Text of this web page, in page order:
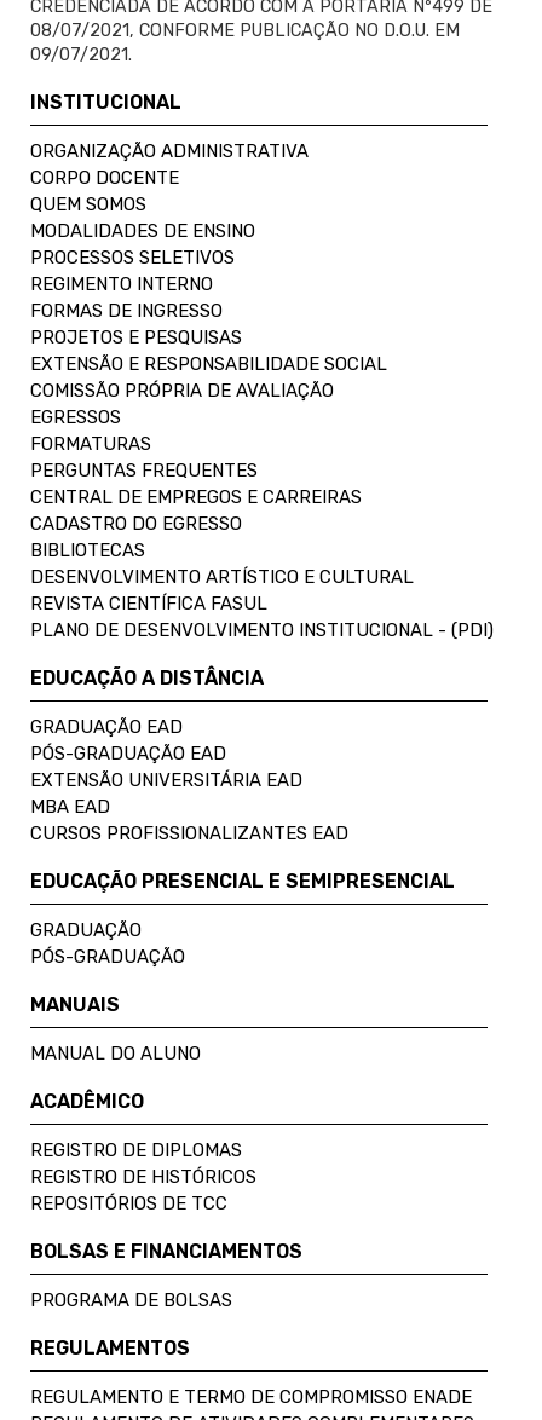
CREDENCIADA DE ACORDO COM A PORTARIA Nº499 DE
08/07/2021, CONFORME PUBLICAÇÃO NO D.O.U. EM
09/07/2021.
INSTITUCIONAL
ORGANIZAÇÃO ADMINISTRATIVA
CORPO DOCENTE
QUEM SOMOS
MODALIDADES DE ENSINO
PROCESSOS SELETIVOS
REGIMENTO INTERNO
FORMAS DE INGRESSO
PROJETOS E PESQUISAS
EXTENSÃO E RESPONSABILIDADE SOCIAL
COMISSÃO PRÓPRIA DE AVALIAÇÃO
EGRESSOS
FORMATURAS
PERGUNTAS FREQUENTES
CENTRAL DE EMPREGOS E CARREIRAS
CADASTRO DO EGRESSO
BIBLIOTECAS
DESENVOLVIMENTO ARTÍSTICO E CULTURAL
REVISTA CIENTÍFICA FASUL
PLANO DE DESENVOLVIMENTO INSTITUCIONAL - (PDI)
EDUCAÇÃO A DISTÂNCIA
GRADUAÇÃO EAD
PÓS-GRADUAÇÃO EAD
EXTENSÃO UNIVERSITÁRIA EAD
MBA EAD
CURSOS PROFISSIONALIZANTES EAD
EDUCAÇÃO PRESENCIAL E SEMIPRESENCIAL
GRADUAÇÃO
PÓS-GRADUAÇÃO
MANUAIS
MANUAL DO ALUNO
ACADÊMICO
REGISTRO DE DIPLOMAS
REGISTRO DE HISTÓRICOS
REPOSITÓRIOS DE TCC
BOLSAS E FINANCIAMENTOS
PROGRAMA DE BOLSAS
REGULAMENTOS
REGULAMENTO E TERMO DE COMPROMISSO ENADE